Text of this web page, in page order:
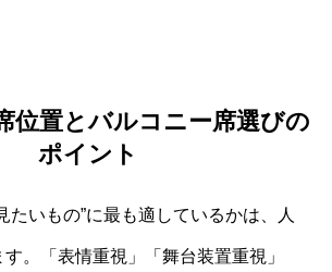
位置とバルコニー席選びの
ポイント
たいもの”に最も適しているかは、人
。「表情重視」「舞台装置重視」